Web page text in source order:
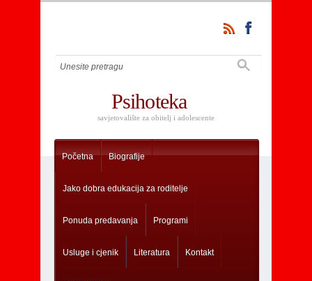
Psihoteka
savjetovalište za obitelj i adolescente
Početna Biografije
Jako dobra edukacija za roditelje
Ponuda predavanja Programi
Usluge i cjenik Literatura Kontakt